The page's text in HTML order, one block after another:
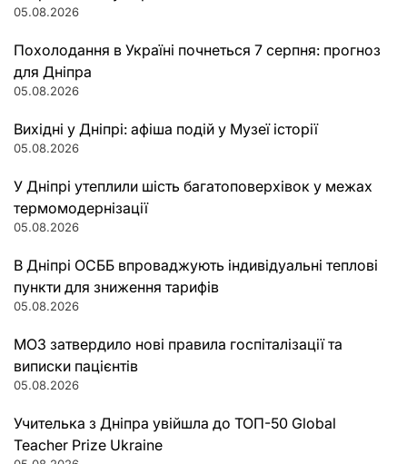
05.08.2026
Похолодання в Україні почнеться 7 серпня: прогноз
для Дніпра
05.08.2026
Вихідні у Дніпрі: афіша подій у Музеї історії
05.08.2026
У Дніпрі утеплили шість багатоповерхівок у межах
термомодернізації
05.08.2026
В Дніпрі ОСББ впроваджують індивідуальні теплові
пункти для зниження тарифів
05.08.2026
МОЗ затвердило нові правила госпіталізації та
виписки пацієнтів
05.08.2026
Учителька з Дніпра увійшла до ТОП-50 Global
Teacher Prize Ukraine